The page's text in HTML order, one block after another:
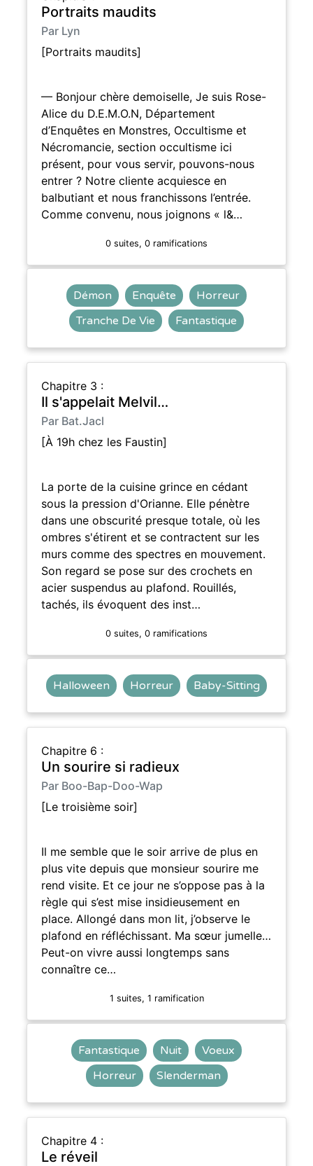
Portraits maudits
Par Lyn
[Portraits maudits]
— Bonjour chère demoiselle, Je suis Rose-
Alice du D.E.M.O.N, Département
d’Enquêtes en Monstres, Occultisme et
Nécromancie, section occultisme ici
présent, pour vous servir, pouvons-nous
entrer ? Notre cliente acquiesce en
balbutiant et nous franchissons l’entrée.
Comme convenu, nous joignons « l&…
0 suites, 0 ramifications
Démon Enquête
Horreur
Tranche De Vie
Fantastique
Chapitre 3 :
Il s'appelait Melvil…
Par Bat.Jacl
[À 19h chez les Faustin]
La porte de la cuisine grince en cédant
sous la pression d'Orianne. Elle pénètre
dans une obscurité presque totale, où les
ombres s'étirent et se contractent sur les
murs comme des spectres en mouvement.
Son regard se pose sur des crochets en
acier suspendus au plafond. Rouillés,
tachés, ils évoquent des inst…
0 suites, 0 ramifications
Halloween Horreur Baby-Sitting
Chapitre 6 :
Un sourire si radieux
Par Boo-Bap-Doo-Wap
[Le troisième soir]
Il me semble que le soir arrive de plus en
plus vite depuis que monsieur sourire me
rend visite. Et ce jour ne s’oppose pas à la
règle qui s’est mise insidieusement en
place. Allongé dans mon lit, j’observe le
plafond en réfléchissant. Ma sœur jumelle…
Peut-on vivre aussi longtemps sans
connaître ce…
1 suites, 1 ramification
Fantastique Nuit
Voeux
Horreur
Slenderman
Chapitre 4 :
Le réveil